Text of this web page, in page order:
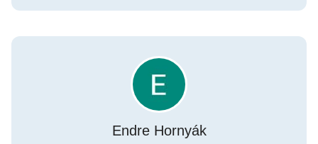
Endre Hornyák